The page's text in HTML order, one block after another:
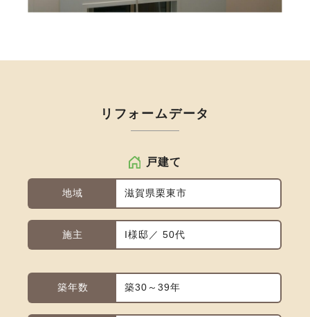
リフォームデータ
戸建て
地域 滋賀県栗東市
施主 I様邸／ 50代
築年数 築30～39年